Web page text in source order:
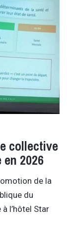
collective
2026
de la
du
l’hôtel Star